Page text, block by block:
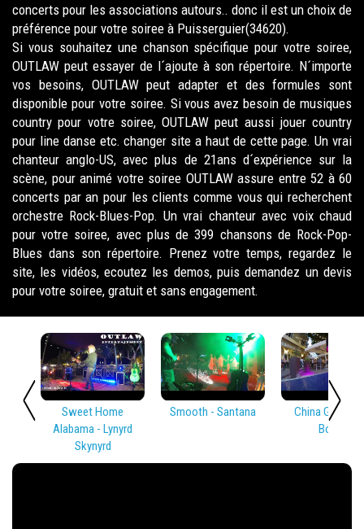
concerts pour les associations autours.. donc il est un choix de
préférence pour votre soiree à Puisserguier(34620).
Si vous souhaitez une chanson spécifique pour votre soiree,
OUTLAW peut essayer de l´ajoute à son répertoire. N´importe
vos besoins, OUTLAW peut adapter et des formules sont
disponible pour votre soiree. Si vous avez besoin de musiques
country pour votre soiree, OUTLAW peut aussi jouer country
pour line danse etc. changer site a haut de cette page. Un vrai
chanteur anglo-US, avec plus de 21ans d´expérience sur la
scène, pour animé votre soiree OUTLAW assure entre 52 à 60
concerts par an pour les clients comme vous qui recherchent
orchestre Rock-Blues-Pop. Un vrai chanteur avec voix chaud
pour votre soiree, avec plus de 399 chansons de Rock-Pop-
Blues dans son répertoire. Prenez votre temps, regardez le
site, les vidéos, ecoutez les demos, puis demandez un devis
pour votre soiree, gratuit et sans engagement.
Sweet Home
Alabama - Lynyrd
Skynyrd
Smooth - Santana
China Girl -
Bowie